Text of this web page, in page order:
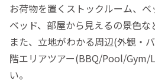
お荷物を置くストックルーム、
ベッド、部屋から見えるの景色な
また、立地がわかる周辺(外観・
階エリアツアー(BBQ/Pool/Gym/
い。